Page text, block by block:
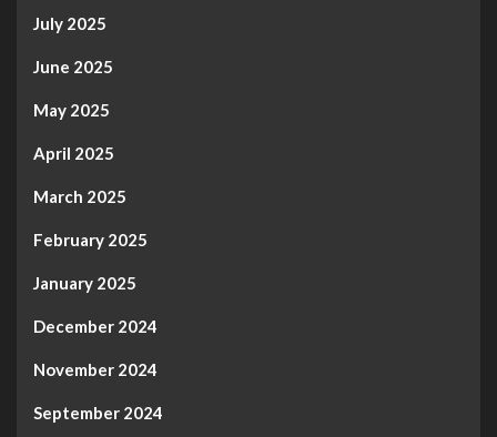
July 2025
June 2025
May 2025
April 2025
March 2025
February 2025
January 2025
December 2024
November 2024
September 2024